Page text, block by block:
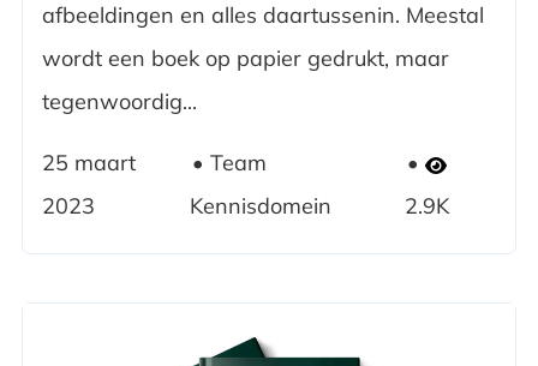
afbeeldingen en alles daartussenin. Meestal
wordt een boek op papier gedrukt, maar
tegenwoordig...
25 maart
2023
Team
Kennisdomein
2.9K